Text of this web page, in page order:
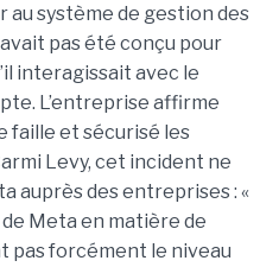
au système de gestion des
pas été conçu pour
interagissait avec le
L’entreprise affirme
faille et sécurisé les
Levy, cet incident ne
auprès des entreprises : «
Meta en matière de
pas forcément le niveau